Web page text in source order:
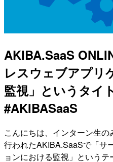
AKIBA.SaaS
レスウェブアプリ
監視」というタイ
#AKIBASaaS
こんにちは、インターン生
行われたAKIBA.SaaSで「サ
ョンにおける監視」という